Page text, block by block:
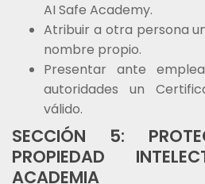
AI Safe Academy.
Atribuir a otra persona
nombre propio.
Presentar ante
autoridades un
válido.
SECCIÓN 5:
PROPIEDAD
ACADEMIA